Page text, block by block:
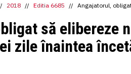
1 CNY= 0.6015
1 DKK
1 EGP = 0.0860
1 HUF
= 1.2223
1 INR
= 0.0513
2018 // Editia 6685 // Angajatorul,
să elibereze
zile înaintea